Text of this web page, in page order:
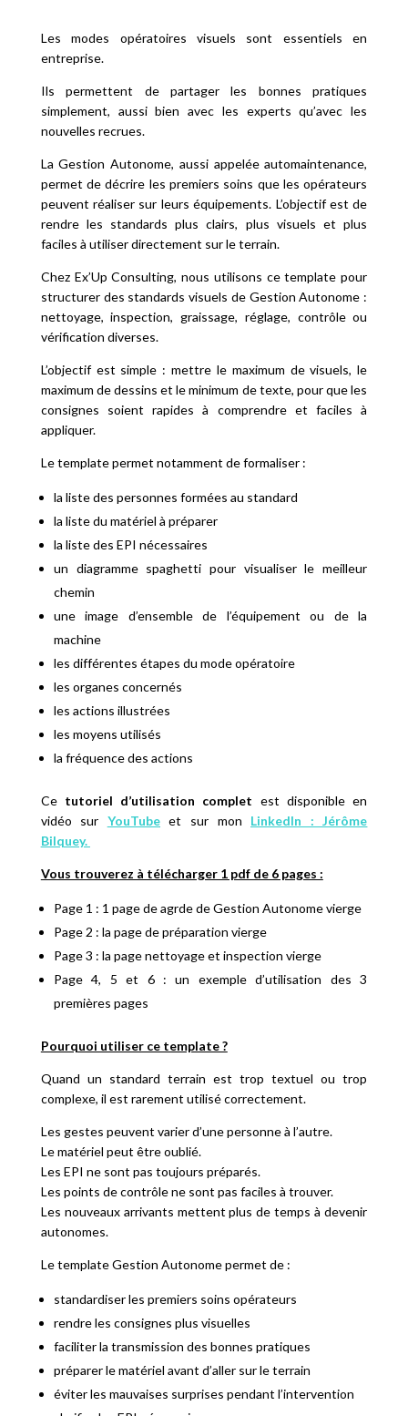
Les modes opératoires visuels sont essentiels en
entreprise.
Ils permettent de partager les bonnes pratiques
simplement, aussi bien avec les experts qu’avec les
nouvelles recrues.
La Gestion Autonome, aussi appelée automaintenance,
permet de décrire les premiers soins que les opérateurs
peuvent réaliser sur leurs équipements. L’objectif est de
rendre les standards plus clairs, plus visuels et plus
faciles à utiliser directement sur le terrain.
Chez Ex’Up Consulting, nous utilisons ce template pour
structurer des standards visuels de Gestion Autonome :
nettoyage, inspection, graissage, réglage, contrôle ou
vérification diverses.
L’objectif est simple : mettre le maximum de visuels, le
maximum de dessins et le minimum de texte, pour que les
consignes soient rapides à comprendre et faciles à
appliquer.
Le template permet notamment de formaliser :
la liste des personnes formées au standard
la liste du matériel à préparer
la liste des EPI nécessaires
un diagramme spaghetti pour visualiser le meilleur
chemin
une image d’ensemble de l’équipement ou de la
machine
les différentes étapes du mode opératoire
les organes concernés
les actions illustrées
les moyens utilisés
la fréquence des actions
Ce tutoriel d’utilisation complet est disponible en
vidéo sur YouTubeet sur mon
LinkedIn : Jérôme
Bilquey.
Vous trouverez à télécharger 1 pdf de 6 pages :
Page 1 : 1 page de agrde de Gestion Autonome vierge
Page 2 : la page de préparation vierge
Page 3 : la page nettoyage et inspection vierge
Page 4, 5 et 6 : un exemple d’utilisation des 3
premières pages
Pourquoi utiliser ce template ?
Quand un standard terrain est trop textuel ou trop
complexe, il est rarement utilisé correctement.
Les gestes peuvent varier d’une personne à l’autre.
Le matériel peut être oublié.
Les EPI ne sont pas toujours préparés.
Les points de contrôle ne sont pas faciles à trouver.
Les nouveaux arrivants mettent plus de temps à devenir
autonomes.
Le template Gestion Autonome permet de :
standardiser les premiers soins opérateurs
rendre les consignes plus visuelles
faciliter la transmission des bonnes pratiques
préparer le matériel avant d’aller sur le terrain
éviter les mauvaises surprises pendant l’intervention